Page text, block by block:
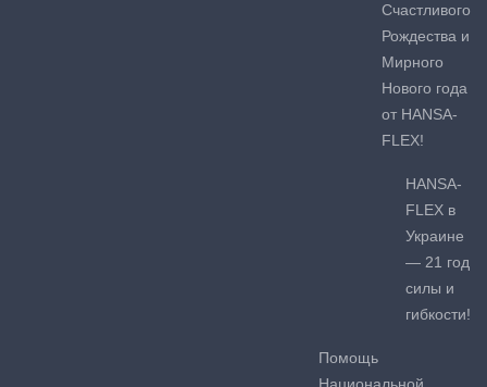
Счастливого
Рождества и
Мирного
Нового года
от HANSA-
FLEX!
HANSA-
FLEX в
Украине
— 21 год
силы и
гибкости!
Помощь